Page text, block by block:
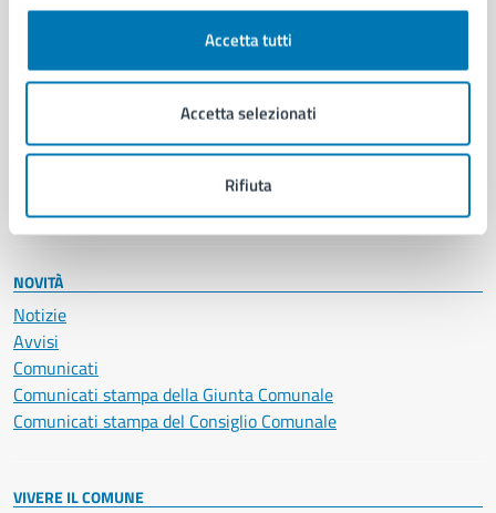
Accetta tutti
Accetta selezionati
Rifiuta
Cultura e tempo libero
Educazione e formazione
Giustizia e sicurezza pubblica
Salute, benessere e assistenza
NOVITÀ
Notizie
Avvisi
Comunicati
Comunicati stampa della Giunta Comunale
Comunicati stampa del Consiglio Comunale
VIVERE IL COMUNE